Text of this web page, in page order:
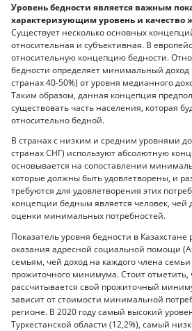
Уровень бедности является важным
характеризующим уровень и качество
Существует несколько основных
относительная и субъективная. В
относительную концепцию бедности.
бедности определяет минимальный доход
странах 40-50%) от уровня медианного
Таким образом, данная концепция
существовать часть населения, которая
относительно бедной.
В странах с низким и средним уровнями
странах СНГ) используют абсолютную
основывается на сопоставлении
которые должны быть удовлетворены, и
требуются для удовлетворения этих
концепции бедным является человек, чей
оценки минимальных потребностей.
Показатель уровня бедности в
оказания адресной социальной помощи
семьям, чей доход на каждого члена
прожиточного минимума. Стоит отметить,
рассчитывается свой прожиточный
зависит от стоимости минимальной
регионе. В 2020 году самый высокий
Туркестанской области (12,2%), самый